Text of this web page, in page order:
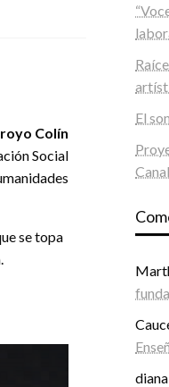
Colín
Social
se topa
El